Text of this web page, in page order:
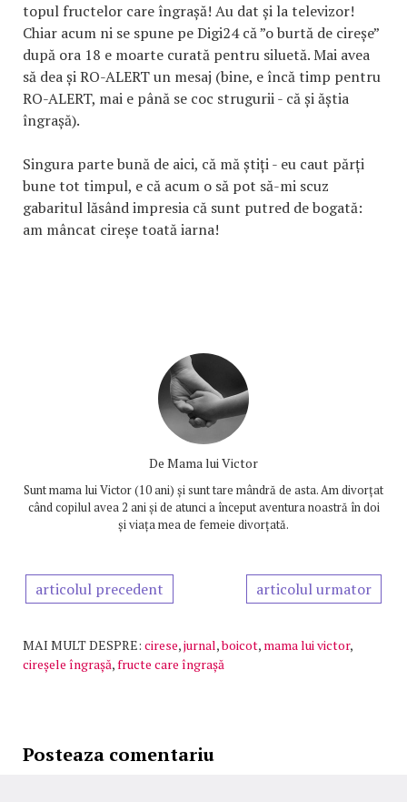
topul fructelor care îngrașă! Au dat și la televizor!
Chiar acum ni se spune pe Digi24 că ”o burtă de cireșe”
după ora 18 e moarte curată pentru siluetă. Mai avea
să dea și RO-ALERT un mesaj (bine, e încă timp pentru
RO-ALERT, mai e până se coc strugurii - că și ăștia
îngrașă).
Singura parte bună de aici, că mă știți - eu caut părți
bune tot timpul, e că acum o să pot să-mi scuz
gabaritul lăsând impresia că sunt putred de bogată:
am mâncat cireșe toată iarna!
De Mama lui Victor
Sunt mama lui Victor (10 ani) și sunt tare mândră de asta. Am divorțat
când copilul avea 2 ani și de atunci a început aventura noastră în doi
și viața mea de femeie divorțată.
articolul precedent articolul urmator
MAI MULT DESPRE: cirese,jurnal,boicot, mama lui victor,
cireșele îngrașă,fructe care îngrașă
Posteaza comentariu